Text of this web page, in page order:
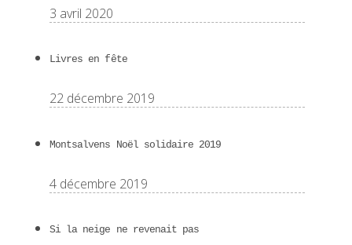
3 avril 2020
Livres en fête
22 décembre 2019
Montsalvens Noël solidaire 2019
4 décembre 2019
Si la neige ne revenait pas